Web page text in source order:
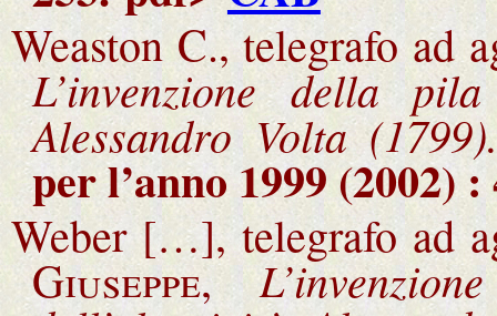
Weaston C., telegrafo ad
L’invenzione della
Alessandro Volta
per l’anno 1999 (2002) :
Weber […], telegrafo ad
Giuseppe,